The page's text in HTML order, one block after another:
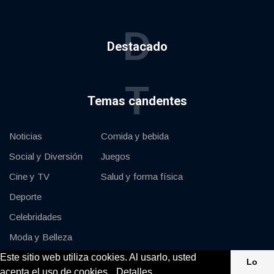
Este sitio web utiliza cookies. Al usarlo, usted
acepta el uso de cookies.
Detalles
Lo
Destacado
D
Temas candentes
T
Noticias
Social y Diversión
Cine y TV
Deporte
Celebridades
Moda y Belleza
Coches y Motor
Comida y bebida
Juegos
Salud y forma física